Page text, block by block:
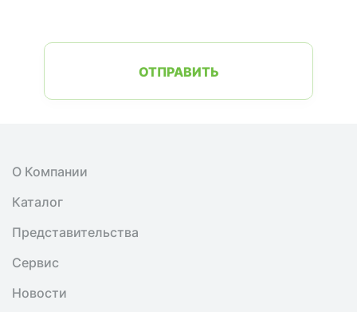
ОТПРАВИТЬ
О Компании
Каталог
Представительства
Сервис
Новости